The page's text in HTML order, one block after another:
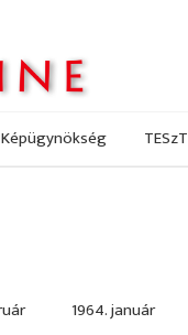
Képügynökség TESzT
1964. január